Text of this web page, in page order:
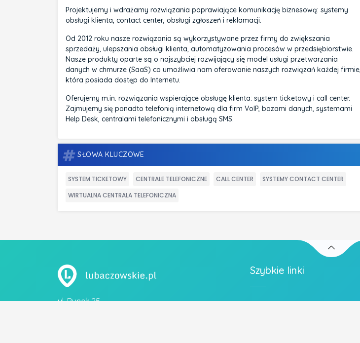
Projektujemy i wdrażamy rozwiązania poprawiające komunikację biznesową: systemy
obsługi klienta, contact center, obsługi zgłoszeń i reklamacji.
Od 2012 roku nasze rozwiązania są wykorzystywane przez firmy do zwiększania
sprzedaży, ulepszania obsługi klienta, automatyzowania procesów w przedsiębiorstwie.
Nasze produkty oparte są o najszybciej rozwijający się model usługi przetwarzania
danych w chmurze (SaaS) co umożliwia nam oferowanie naszych rozwiązań każdej firmie,
która posiada dostęp do Internetu.
Oferujemy m.in. rozwiązania wspierające obsługę klienta: system ticketowy i call center.
Zajmujemy się ponadto telefonią internetową dla firm VoIP, bazami danych, systemami
Help Desk, centralami telefonicznymi i obsługą SMS.
SŁOWA KLUCZOWE
SYSTEM TICKETOWY CENTRALE TELEFONICZNE CALL CENTER
SYSTEMY CONTACT CENTER
WIRTUALNA CENTRALA TELEFONICZNA
ul. Rynek 25
Szybkie linki